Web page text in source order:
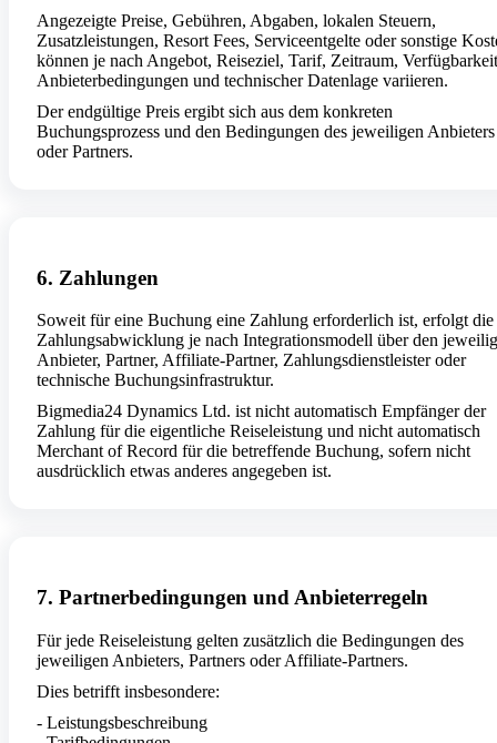
Angezeigte Preise, Gebühren, Abgaben, lokalen Steuern,
Zusatzleistungen, Resort Fees, Serviceentgelte oder sonstige
können je nach Angebot, Reiseziel, Tarif, Zeitraum,
Anbieterbedingungen und technischer Datenlage variieren.
Der endgültige Preis ergibt sich aus dem konkreten
Buchungsprozess und den Bedingungen des jeweiligen Anbieters
oder Partners.
6. Zahlungen
Soweit für eine Buchung eine Zahlung erforderlich ist, erfolgt die
Zahlungsabwicklung je nach Integrationsmodell über den
Anbieter, Partner, Affiliate-Partner, Zahlungsdienstleister oder
technische Buchungsinfrastruktur.
Bigmedia24 Dynamics Ltd. ist nicht automatisch Empfänger der
Zahlung für die eigentliche Reiseleistung und nicht automatisch
Merchant of Record für die betreffende Buchung, sofern nicht
ausdrücklich etwas anderes angegeben ist.
7. Partnerbedingungen und Anbieterregeln
Für jede Reiseleistung gelten zusätzlich die Bedingungen des
jeweiligen Anbieters, Partners oder Affiliate-Partners.
Dies betrifft insbesondere:
- Leistungsbeschreibung